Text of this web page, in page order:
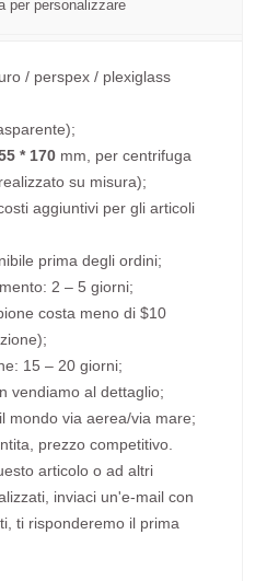
per personalizzare
/ perspex / plexiglass
* 170 mm, per centrifuga
su misura);
aggiuntivi per gli articoli
prima degli ordini;
2 – 5 giorni;
costa meno di $10
15 – 20 giorni;
vendiamo al dettaglio;
mondo via aerea/via mare;
prezzo competitivo.
articolo o ad altri
inviaci un'e-mail con
ti risponderemo il prima